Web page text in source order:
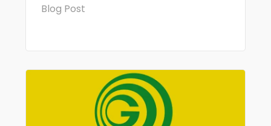
Blog Post